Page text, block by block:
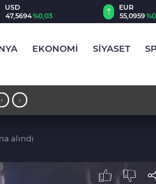
USD
47,5694%0,03
EUR
55,0959
EKONOMİ SİYASET
23:23 - Elektrikli bisiklet ile
‹ ›
alındı